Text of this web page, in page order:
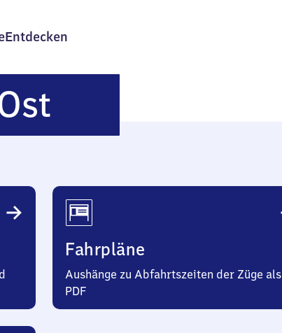
Entdecken
Ost
Fahrpläne
Aushänge zu Abfahrtszeiten der Züge als
PDF